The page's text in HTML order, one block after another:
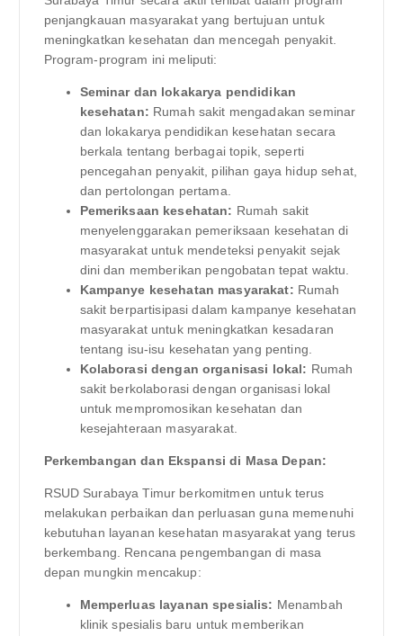
penjangkauan masyarakat yang bertujuan untuk
meningkatkan kesehatan dan mencegah penyakit.
Program-program ini meliputi:
Seminar dan lokakarya pendidikan
kesehatan: Rumah sakit mengadakan seminar
dan lokakarya pendidikan kesehatan secara
berkala tentang berbagai topik, seperti
pencegahan penyakit, pilihan gaya hidup sehat,
dan pertolongan pertama.
Pemeriksaan kesehatan: Rumah sakit
menyelenggarakan pemeriksaan kesehatan di
masyarakat untuk mendeteksi penyakit sejak
dini dan memberikan pengobatan tepat waktu.
Kampanye kesehatan masyarakat: Rumah
sakit berpartisipasi dalam kampanye kesehatan
masyarakat untuk meningkatkan kesadaran
tentang isu-isu kesehatan yang penting.
Kolaborasi dengan organisasi lokal: Rumah
sakit berkolaborasi dengan organisasi lokal
untuk mempromosikan kesehatan dan
kesejahteraan masyarakat.
Perkembangan dan Ekspansi di Masa Depan:
RSUD Surabaya Timur berkomitmen untuk terus
melakukan perbaikan dan perluasan guna memenuhi
kebutuhan layanan kesehatan masyarakat yang terus
berkembang. Rencana pengembangan di masa
depan mungkin mencakup:
Memperluas layanan spesialis: Menambah
klinik spesialis baru untuk memberikan